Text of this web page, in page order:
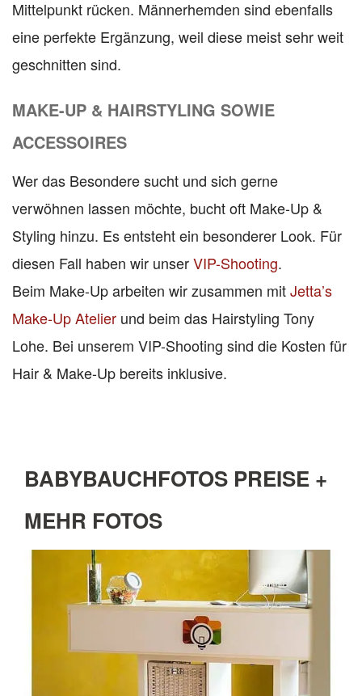
Mittelpunkt rücken. Männerhemden sind ebenfalls
eine perfekte Ergänzung, weil diese meist sehr weit
geschnitten sind.
MAKE-UP & HAIRSTYLING SOWIE
ACCESSOIRES
Wer das Besondere sucht und sich gerne
verwöhnen lassen möchte, bucht oft Make-Up &
Styling hinzu. Es entsteht ein besonderer Look. Für
diesen Fall haben wir unserVIP-Shooting.
Beim Make-Up arbeiten wir zusammen mitJetta’s
Make-Up Atelier und beim das Hairstyling Tony
Lohe. Bei unserem VIP-Shooting sind die Kosten für
Hair & Make-Up bereits inklusive.
BABYBAUCHFOTOS PREISE +
MEHR FOTOS